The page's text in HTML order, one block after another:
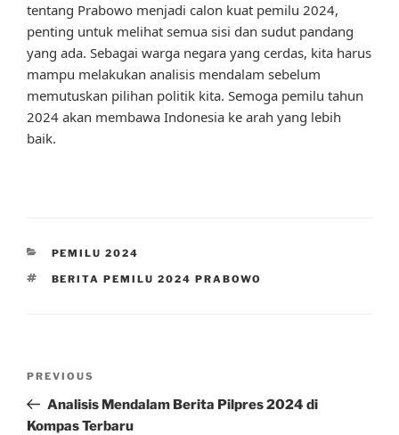
tentang Prabowo menjadi calon kuat pemilu 2024,
penting untuk melihat semua sisi dan sudut pandang
yang ada. Sebagai warga negara yang cerdas, kita harus
mampu melakukan analisis mendalam sebelum
memutuskan pilihan politik kita. Semoga pemilu tahun
2024 akan membawa Indonesia ke arah yang lebih
baik.
CATEGORIES
PEMILU 2024
TAGS
BERITA PEMILU 2024 PRABOWO
Previous
Post
PREVIOUS
Analisis Mendalam Berita Pilpres 2024 di
Kompas Terbaru